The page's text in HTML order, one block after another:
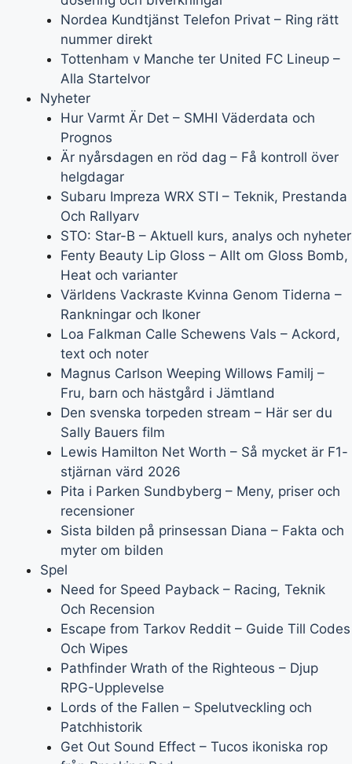
Nordea Kundtjänst Telefon Privat – Ring rätt
nummer direkt
Tottenham v Manche ter United FC Lineup –
Alla Startelvor
Nyheter
Hur Varmt Är Det – SMHI Väderdata och
Prognos
Är nyårsdagen en röd dag – Få kontroll över
helgdagar
Subaru Impreza WRX STI – Teknik, Prestanda
Och Rallyarv
STO: Star-B – Aktuell kurs, analys och nyheter
Fenty Beauty Lip Gloss – Allt om Gloss Bomb,
Heat och varianter
Världens Vackraste Kvinna Genom Tiderna –
Rankningar och Ikoner
Loa Falkman Calle Schewens Vals – Ackord,
text och noter
Magnus Carlson Weeping Willows Familj –
Fru, barn och hästgård i Jämtland
Den svenska torpeden stream – Här ser du
Sally Bauers film
Lewis Hamilton Net Worth – Så mycket är F1-
stjärnan värd 2026
Pita i Parken Sundbyberg – Meny, priser och
recensioner
Sista bilden på prinsessan Diana – Fakta och
myter om bilden
Spel
Need for Speed Payback – Racing, Teknik
Och Recension
Escape from Tarkov Reddit – Guide Till Codes
Och Wipes
Pathfinder Wrath of the Righteous – Djup
RPG-Upplevelse
Lords of the Fallen – Spelutveckling och
Patchhistorik
Get Out Sound Effect – Tucos ikoniska rop